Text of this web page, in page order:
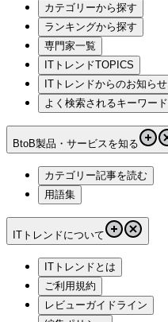
カテゴリーから探す
ランキングから探す
専門家一覧
ITトレンドTOPICS
ITトレンドからのお知らせ
よく検索されるキーワード
BtoB製品・サービスを知る
カテゴリー記事を読む
用語集
ITトレンドについて
ITトレンドとは
ご利用規約
レビューガイドライン